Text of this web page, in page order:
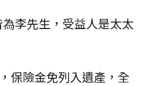
李先生，受益人是太太
保險金免列入遺產，全